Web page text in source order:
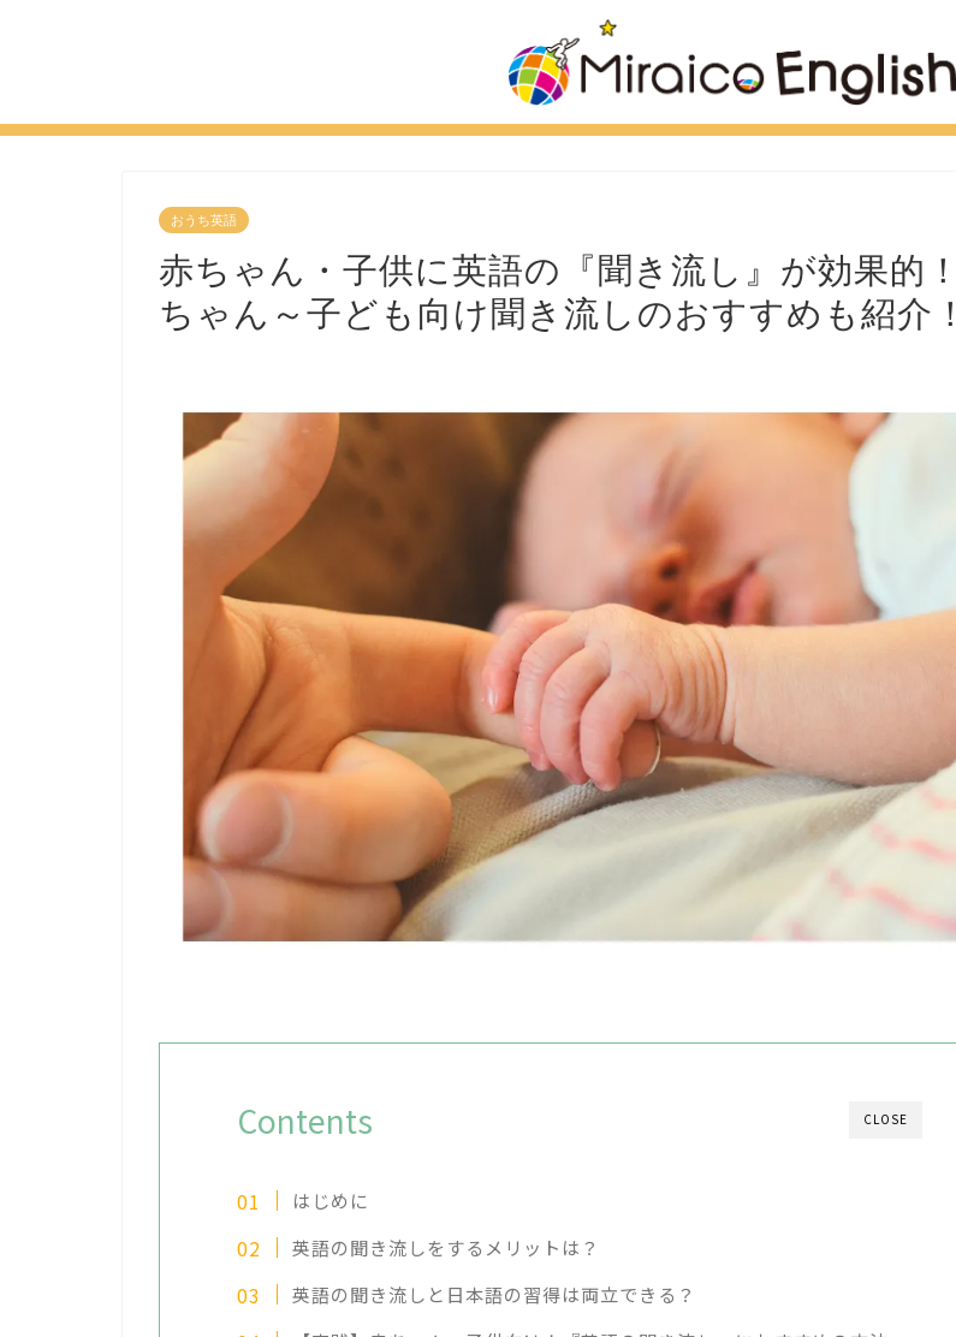
おうち英語
赤ちゃん・子供に英語の『聞き流し』が効果的
ちゃん～子ども向け聞き流しのおすすめも紹介！
CLOSE
Contents
はじめに
英語の聞き流しをするメリットは？
英語の聞き流しと日本語の習得は両立できる？